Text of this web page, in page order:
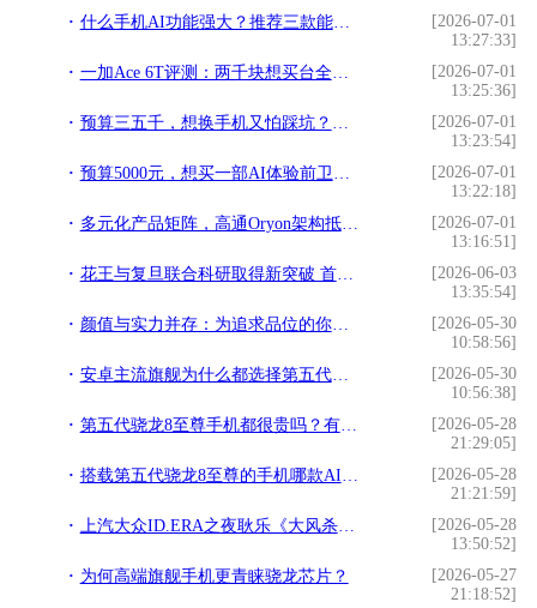
什么手机AI功能强大？推荐三款能力出色的AI旗舰
[2026-07-01
13:27:33]
一加Ace 6T评测：两千块想买台全能手机？这回真不用纠结了
[2026-07-01
13:25:36]
预算三五千，想换手机又怕踩坑？看完这篇就不用纠结了
[2026-07-01
13:23:54]
预算5000元，想买一部AI体验前卫的旗舰手机，有的选吗？
[2026-07-01
13:22:18]
多元化产品矩阵，高通Oryon架构抵御波动的战略基石
[2026-07-01
13:16:51]
花王与复旦联合科研取得新突破 首次发现高强度运动与皮肤敏感相关
[2026-06-03
13:35:54]
颜值与实力并存：为追求品位的你推荐两款美学性能旗舰
[2026-05-30
10:58:56]
安卓主流旗舰为什么都选择第五代骁龙8至尊版芯片？
[2026-05-30
10:56:38]
第五代骁龙8至尊手机都很贵吗？有没有便宜又好用的机型？
[2026-05-28
21:29:05]
搭载第五代骁龙8至尊的手机哪款AI体验最好？
[2026-05-28
21:21:59]
上汽大众ID.ERA之夜耿乐《大风杀》硬核演绎摘金扬花奖最佳男配
[2026-05-28
13:50:52]
为何高端旗舰手机更青睐骁龙芯片？
[2026-05-27
21:18:52]